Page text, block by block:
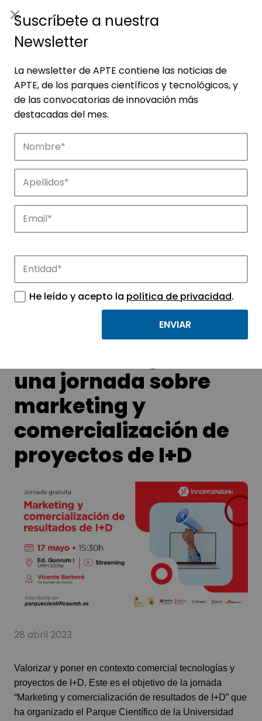
Noticias
Conoce las noticias más destacadas de
APTE y sus parques científicos y
tecnológicos.
El Parque Científico
una jornada sobre
marketing y
comercialización de
proyectos de I+D
28 abril 2023
Valorizar y poner en contexto comercial tecnologías y
proyectos de I+D. Este es el objetivo de la jornada
“Marketing y comercialización de resultados de I+D” que
ha organizado el Parque Científico de la Universidad
Suscríbete a nuestra
Newsletter
La newsletter de APTE contiene las noticias de
APTE, de los parques científicos y tecnológicos, y
de las convocatorias de innovación más
destacadas del mes.
He leído y acepto la política de privacidad.